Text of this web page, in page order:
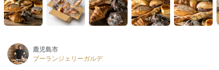
鹿児島市
ブーランジェリーガルデ